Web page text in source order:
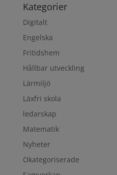
Kategorier
Digitalt
Engelska
Fritidshem
Hållbar utveckling
Lärmiljö
Läxfri skola
ledarskap
Matematik
Nyheter
Okategoriserade